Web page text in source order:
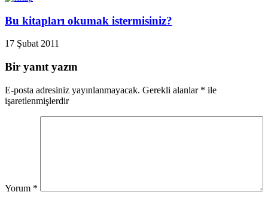
Bu kitapları okumak istermisiniz?
17 Şubat 2011
Bir yanıt yazın
E-posta adresiniz yayınlanmayacak. Gerekli alanlar * ile
işaretlenmişlerdir
Yorum *